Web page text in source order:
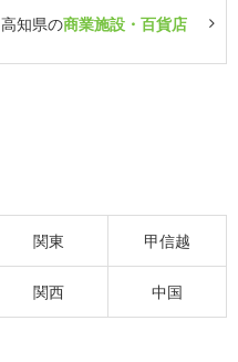
高知県の商業施設・百貨店
関東 甲信越
関西 中国